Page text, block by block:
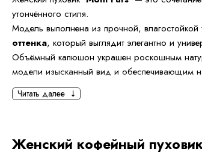
утончённого стиля.
Модель выполнена из прочной, влагостойкой
оттенка, который выглядит элегантно и
Объёмный капюшон украшен роскошным
модели изысканный вид и обеспечивающим
Длина75 смобеспечивает комфорт и
Пояс на талии подчёркивает женственный
Читать далее
Женский кофейный